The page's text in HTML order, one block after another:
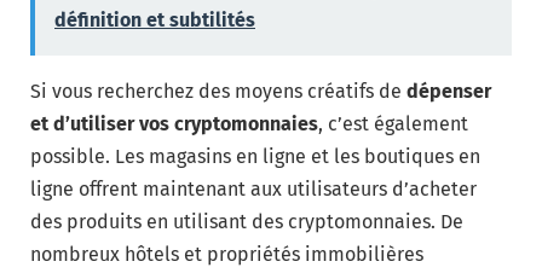
définition et subtilités
Si vous recherchez des moyens créatifs de dépenser
et d’utiliser vos cryptomonnaies, c’est également
possible. Les magasins en ligne et les boutiques en
ligne offrent maintenant aux utilisateurs d’acheter
des produits en utilisant des cryptomonnaies. De
nombreux hôtels et propriétés immobilières